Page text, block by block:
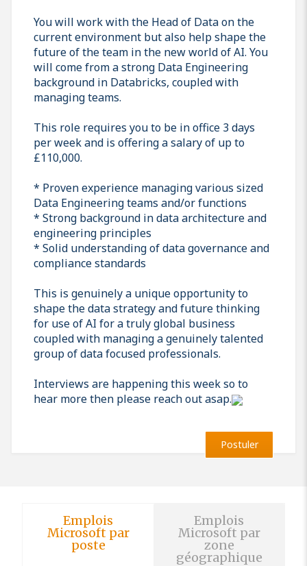
You will work with the Head of Data on the
current environment but also help shape the
future of the team in the new world of AI. You
will come from a strong Data Engineering
background in Databricks, coupled with
managing teams.
This role requires you to be in office 3 days
per week and is offering a salary of up to
£110,000.
* Proven experience managing various sized
Data Engineering teams and/or functions
* Strong background in data architecture and
engineering principles
* Solid understanding of data governance and
compliance standards
This is genuinely a unique opportunity to
shape the data strategy and future thinking
for use of AI for a truly global business
coupled with managing a genuinely talented
group of data focused professionals.
Interviews are happening this week so to
hear more then please reach out asap.
Postuler
Emplois
Microsoft par
poste
Emplois
Microsoft par
zone
géographique